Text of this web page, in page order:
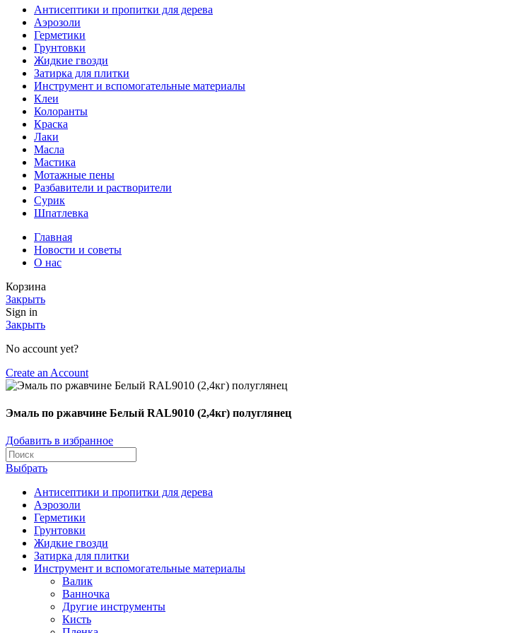
Антисептики и пропитки для дерева
Аэрозоли
Герметики
Грунтовки
Жидкие гвозди
Затирка для плитки
Инструмент и вспомогательные материалы
Клеи
Колоранты
Краска
Лаки
Масла
Мастика
Мотажные пены
Разбавители и растворители
Сурик
Шпатлевка
Главная
Новости и советы
О нас
Корзина
Закрыть
Sign in
Закрыть
No account yet?
Create an Account
Эмаль по ржавчине Белый RAL9010 (2,4кг) полуглянец
Добавить в избранное
Выбрать
Антисептики и пропитки для дерева
Аэрозоли
Герметики
Грунтовки
Жидкие гвозди
Затирка для плитки
Инструмент и вспомогательные материалы
Валик
Ванночка
Другие инструменты
Кисть